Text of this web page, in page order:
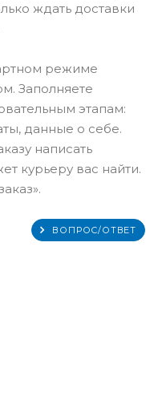
ждать доставки
режиме
Заполняете
этапам:
данные о себе.
написать
курьеру вас найти.
ВОПРОС/ОТВЕТ